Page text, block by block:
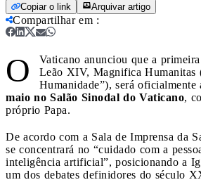
Copiar o link Arquivar artigo
Compartilhar em :
O
Vaticano anunciou que a
Leão XIV, Magnifica Humanitas
Humanidade”), será oficialmente
maio no Salão Sinodal do Vaticano,
próprio Papa.
De acordo com a Sala de Imprensa da
se concentrará no “cuidado com a
inteligência artificial”, posicionando a
um dos debates definidores do século